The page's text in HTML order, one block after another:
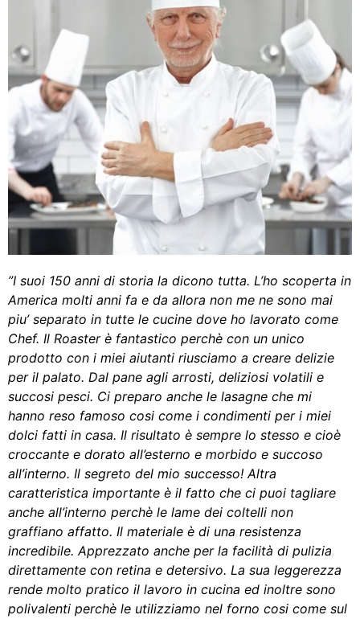
”I suoi 150 anni di storia la dicono tutta. L’ho scoperta in
America molti anni fa e da allora non me ne sono mai
piu’ separato in tutte le cucine dove ho lavorato come
Chef. Il Roaster è fantastico perchè con un unico
prodotto con i miei aiutanti riusciamo a creare delizie
per il palato. Dal pane agli arrosti, deliziosi volatili e
succosi pesci. Ci preparo anche le lasagne che mi
hanno reso famoso cosi come i condimenti per i miei
dolci fatti in casa. Il risultato è sempre lo stesso e cioè
croccante e dorato all’esterno e morbido e succoso
all’interno. Il segreto del mio successo! Altra
caratteristica importante è il fatto che ci puoi tagliare
anche all’interno perchè le lame dei coltelli non
graffiano affatto. Il materiale è di una resistenza
incredibile. Apprezzato anche per la facilità di pulizia
direttamente con retina e detersivo. La sua leggerezza
rende molto pratico il lavoro in cucina ed inoltre sono
polivalenti perchè le utilizziamo nel forno cosi come sul